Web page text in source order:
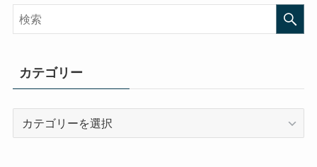
カテゴリー